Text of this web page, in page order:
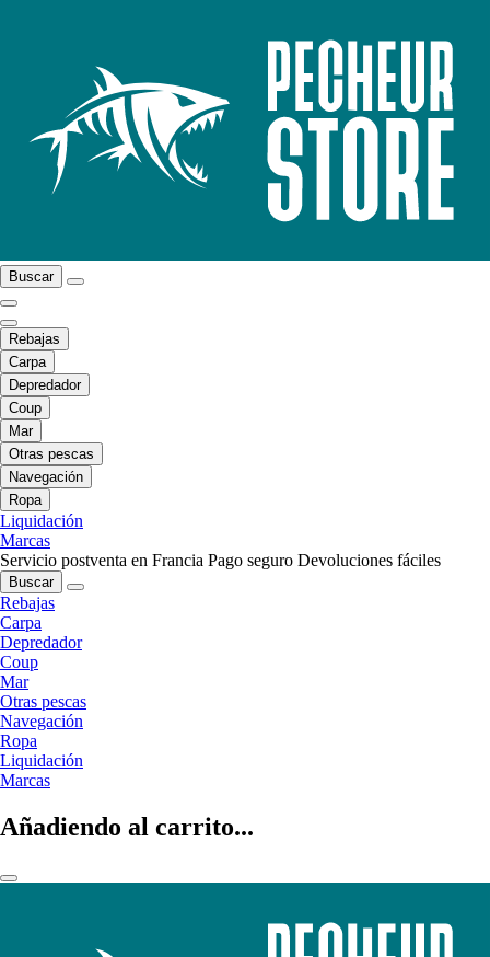
Buscar
Rebajas
Carpa
Depredador
Coup
Mar
Otras pescas
Navegación
Ropa
Liquidación
Marcas
Servicio postventa en Francia Pago seguro Devoluciones fáciles
Buscar
Rebajas
Carpa
Depredador
Coup
Mar
Otras pescas
Navegación
Ropa
Liquidación
Marcas
Añadiendo al carrito...